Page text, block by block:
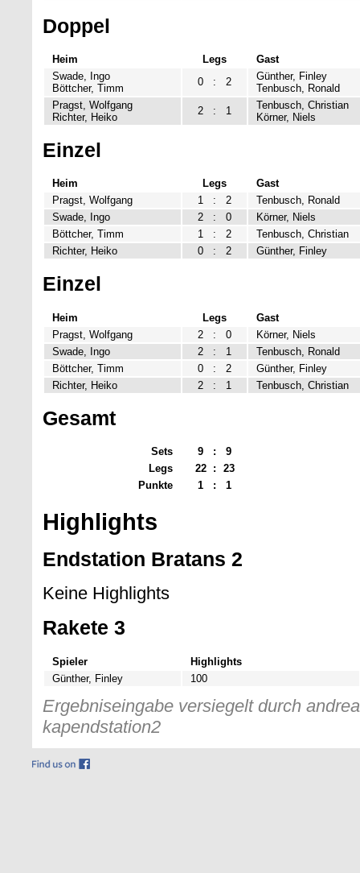
Doppel
Heim Legs
Gast
Swade, Ingo
Böttcher, Timm
0 : 2
Günther, Finley
Tenbusch, Ronald
Pragst, Wolfgang
Richter, Heiko
2 : 1
Tenbusch, Christian
Körner, Niels
Einzel
Heim Legs
Gast
Pragst, Wolfgang
1 : 2
Tenbusch, Ronald
Swade, Ingo
2 : 0
Körner, Niels
Böttcher, Timm
1 : 2
Tenbusch, Christian
Richter, Heiko
0 : 2 Günther, Finley
Einzel
Heim Legs
Gast
Pragst, Wolfgang
2 : 0
Körner, Niels
Swade, Ingo
2 : 1
Tenbusch, Ronald
Böttcher, Timm
0 : 2
Günther, Finley
Richter, Heiko
2 : 1 Tenbusch, Christian
Gesamt
Sets 9 :
9
Legs
22 :
23
Punkte
1 : 1
Highlights
Endstation Bratans 2
Keine Highlights
Rakete 3
Spieler
Highlights
Günther, Finley
100
Ergebniseingabe versiegelt durch
kapendstation2